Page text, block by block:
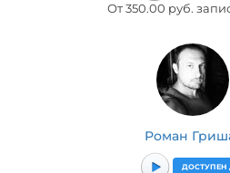
От 350.00 руб.
Роман
ДОСТУПЕН